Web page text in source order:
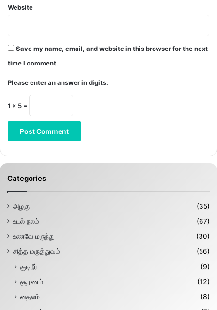
Website
Save my name, email, and website in this browser for the next
time I comment.
Please enter an answer in digits:
1 × 5 =
Categories
அழகு
(35)
உடல் நலம்
(67)
உணவே மருந்து
(30)
சித்த மருத்துவம்
(56)
குடிநீர்
(9)
சூரணம்
(12)
தைலம்
(8)